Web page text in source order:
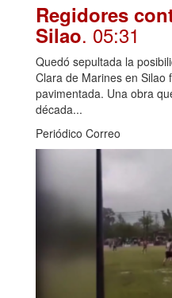
Regidores
Silao. 05:31
Quedó sepultada la
Clara de Marines en Silao
pavimentada. Una obra
década...
Periódico Correo